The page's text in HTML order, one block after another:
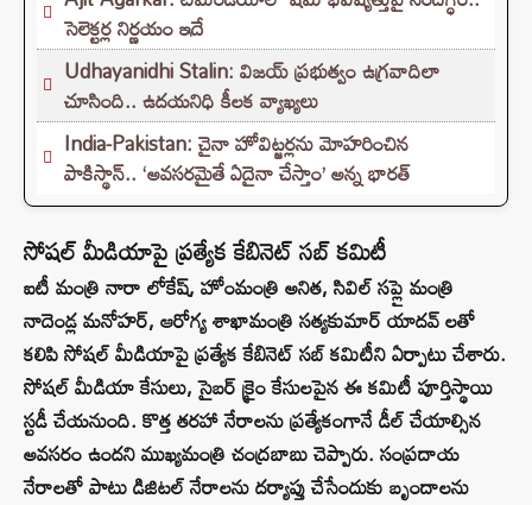
సెలెక్టర్ల నిర్ణయం ఇదే
Udhayanidhi Stalin: విజయ్ ప్రభుత్వం ఉగ్రవాదిలా
చూసింది.. ఉదయనిధి కీలక వ్యాఖ్యలు
India-Pakistan: చైనా హోవిట్జర్లను మోహరించిన
పాకిస్థాన్.. ‘అవసరమైతే ఏదైనా చేస్తాం’ అన్న భారత్
సోషల్ మీడియాపై ప్రత్యేక కేబినెట్ సబ్‌ కమిటీ
ఐటీ మంత్రి నారా లోకేష్, హోంమంత్రి అనిత, సివిల్ సప్లై మంత్రి
నాదెండ్ల మనోహర్, ఆరోగ్య శాఖామంత్రి సత్యకుమార్ యాదవ్ లతో
కలిపి సోషల్ మీడియాపై ప్రత్యేక కేబినెట్ సబ్ కమిటీని ఏర్పాటు చేశారు.
సోషల్ మీడియా కేసులు, సైబర్ క్రైం కేసులపైన ఈ కమిటీ పూర్తిస్థాయి
స్టడీ చేయనుంది. కొత్త తరహా నేరాలను ప్రత్యేకంగానే డీల్ చేయాల్సిన
అవసరం ఉందని ముఖ్యమంత్రి చంద్రబాబు చెప్పారు. సంప్రదాయ
నేరాలతో పాటు డిజిటల్ నేరాలను దర్యాప్తు చేసేందుకు బృందాలను